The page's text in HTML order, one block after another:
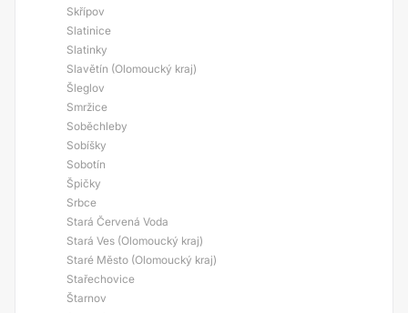
Skřípov
Slatinice
Slatinky
Slavětín (Olomoucký kraj)
Šleglov
Smržice
Soběchleby
Sobíšky
Sobotín
Špičky
Srbce
Stará Červená Voda
Stará Ves (Olomoucký kraj)
Staré Město (Olomoucký kraj)
Stařechovice
Štarnov